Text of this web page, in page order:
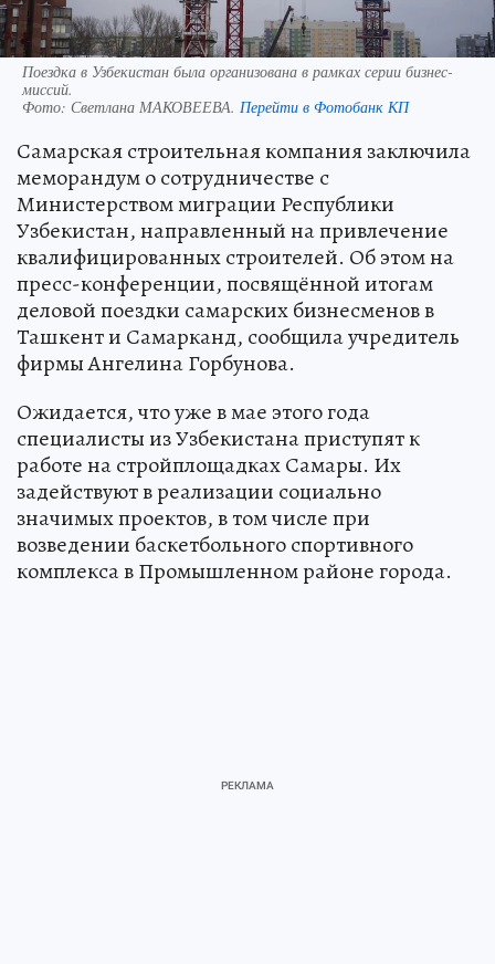
Поездка в Узбекистан была организована в рамках серии бизнес-
миссий.
Фото: Светлана МАКОВЕЕВА. Перейти в Фотобанк КП
Самарская строительная компания заключила
меморандум о сотрудничестве с
Министерством миграции Республики
Узбекистан, направленный на привлечение
квалифицированных строителей. Об этом на
пресс-конференции, посвящённой итогам
деловой поездки самарских бизнесменов в
Ташкент и Самарканд, сообщила учредитель
фирмы Ангелина Горбунова.
Ожидается, что уже в мае этого года
специалисты из Узбекистана приступят к
работе на стройплощадках Самары. Их
задействуют в реализации социально
значимых проектов, в том числе при
возведении баскетбольного спортивного
комплекса в Промышленном районе города.